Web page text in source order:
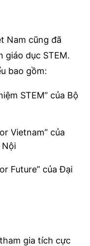
Nam cũng đã
giáo dục STEM.
bao gồm:
STEM” của Bộ
Vietnam” của
Nội
Future” của Đại
gia tích cực